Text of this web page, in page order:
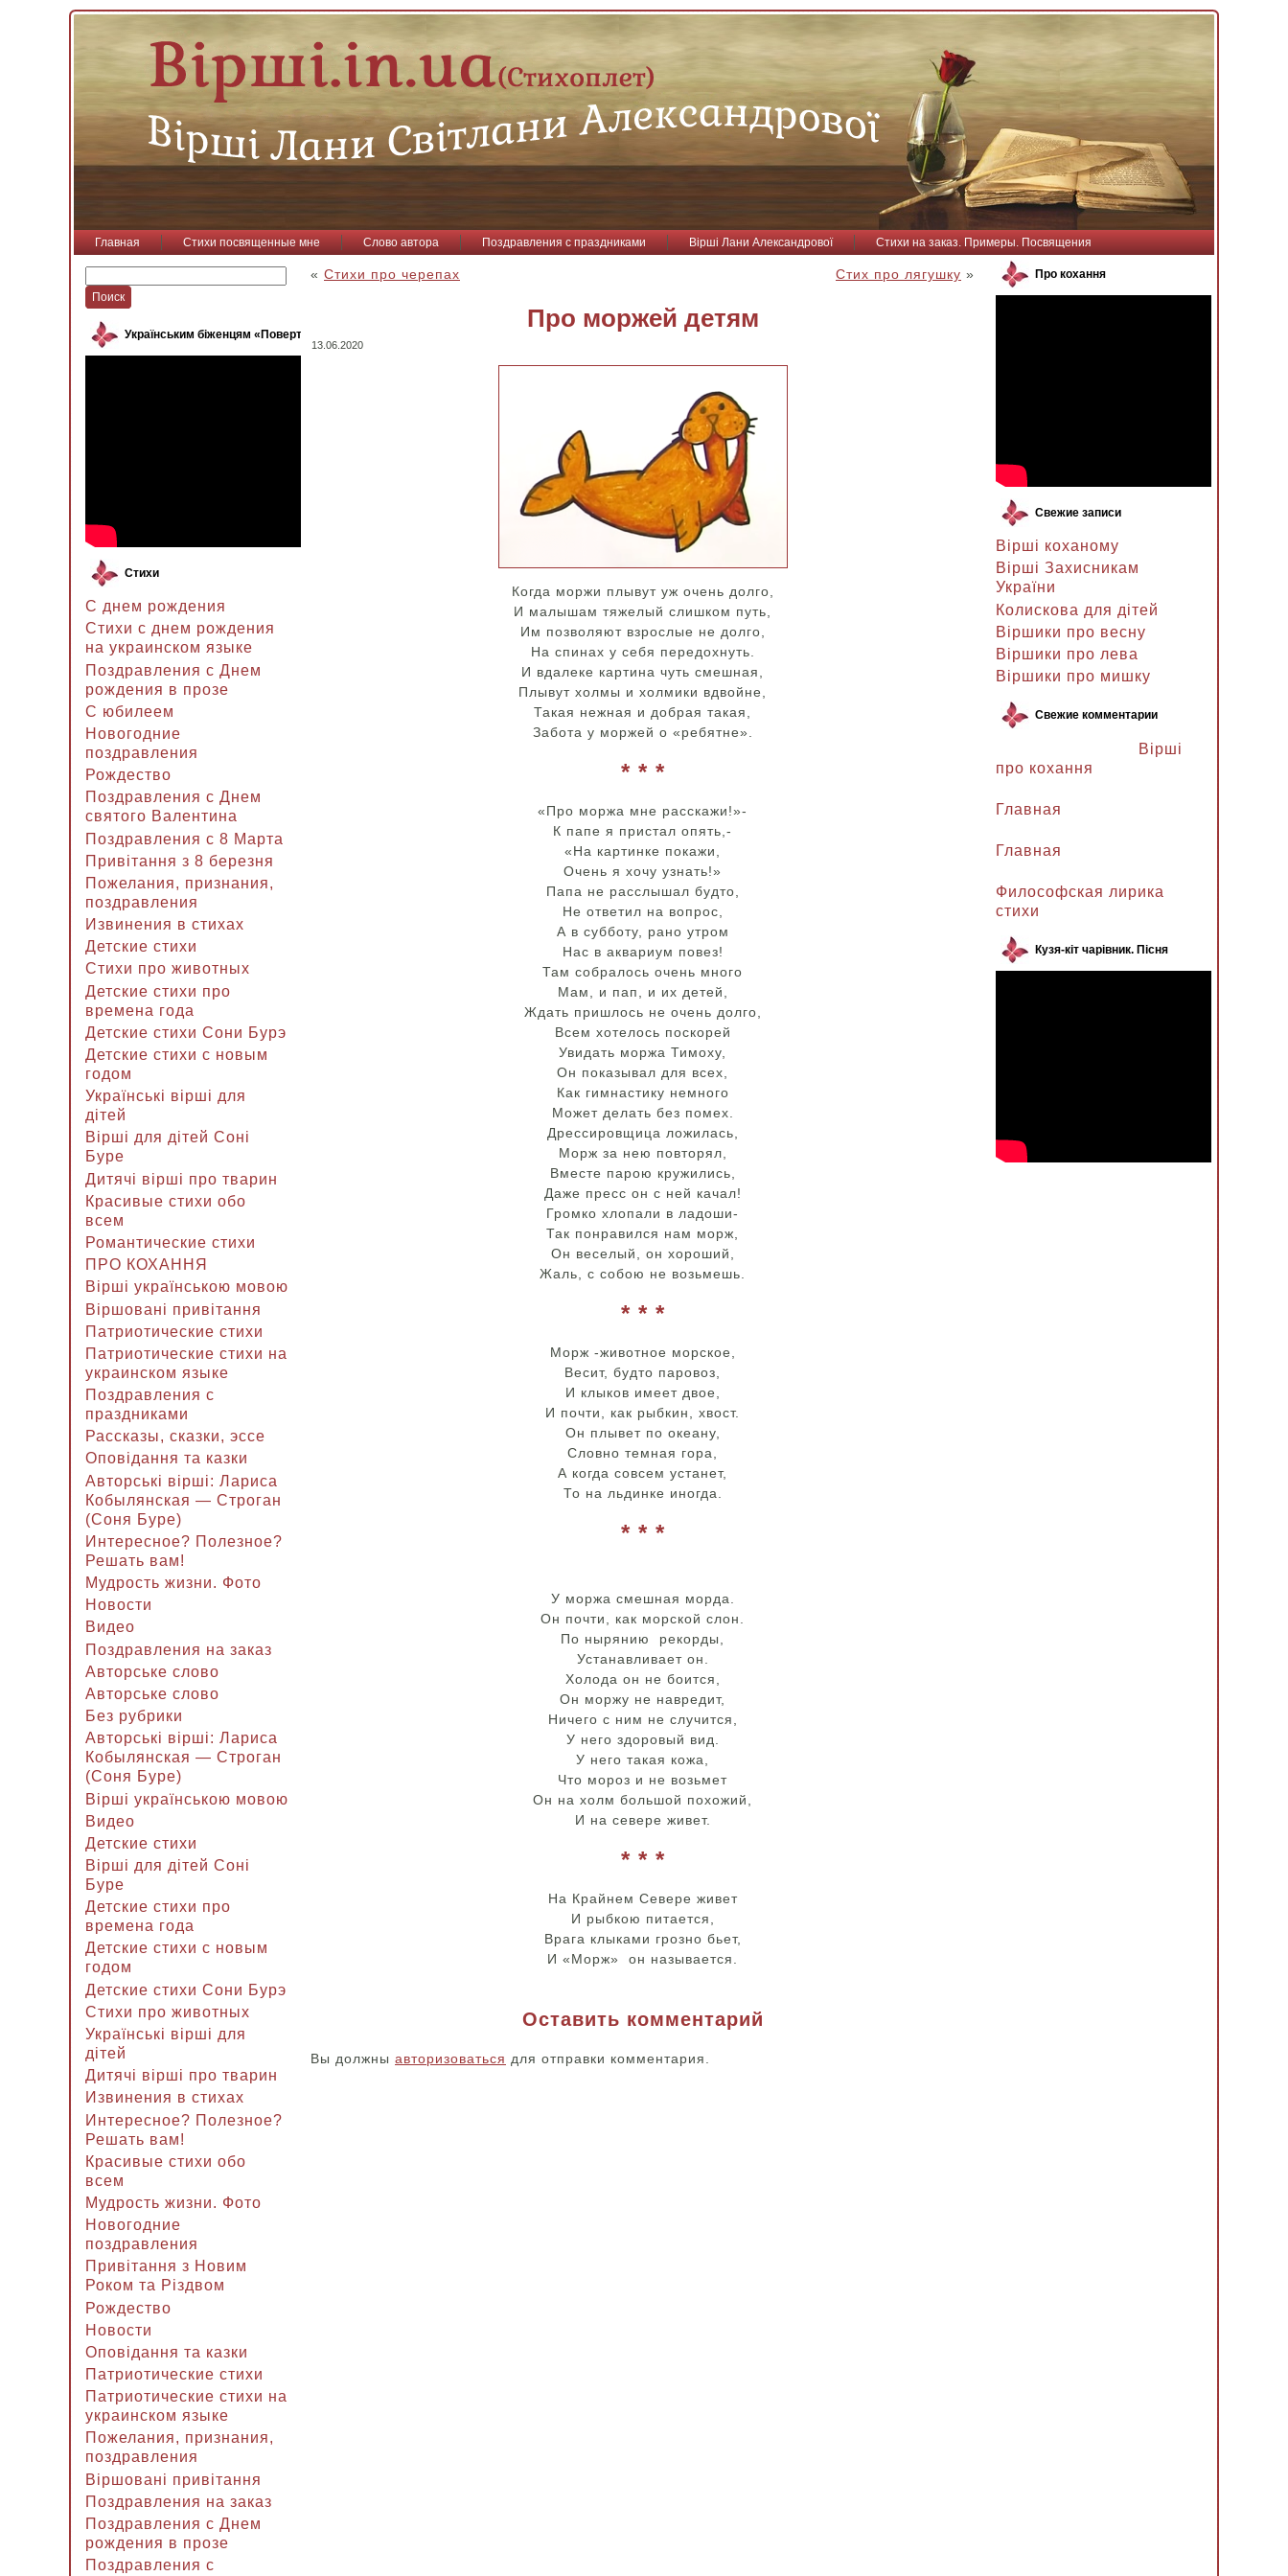
Главная Стихи посвященные мне Слово автора Поздравления с праздниками Вірші Лани Александрової Стихи на заказ. Примеры. Посвящения
Українським біженцям «Повертайся, пташко»
Стихи
С днем рождения
Стихи с днем рождения
на украинском языке
Поздравления с Днем
рождения в прозе
C юбилеем
Новогодние
поздравления
Рождество
Поздравления с Днем
святого Валентина
Поздравления с 8 Марта
Привітання з 8 березня
Пожелания, признания,
поздравления
Извинения в стихах
Детские стихи
Стихи про животных
Детские стихи про
времена года
Детские стихи Сони Бурэ
Детские стихи с новым
годом
Українські вірші для
дітей
Вірші для дітей Соні
Буре
Дитячі вірші про тварин
Красивые стихи обо
всем
Романтические стихи
ПРО КОХАННЯ
Вірші українською мовою
Віршовані привітання
Патриотические стихи
Патриотические стихи на
украинском языке
Поздравления с
праздниками
Рассказы, сказки, эссе
Оповідання та казки
Авторські вірші: Лариса
Кобылянская — Строган
(Соня Буре)
Интересное? Полезное?
Решать вам!
Мудрость жизни. Фото
Новости
Видео
Поздравления на заказ
Авторське слово
Авторське слово
Без рубрики
Авторські вірші: Лариса
Кобылянская — Строган
(Соня Буре)
Вірші українською мовою
Видео
Детские стихи
Вірші для дітей Соні
Буре
Детские стихи про
времена года
Детские стихи с новым
годом
Детские стихи Сони Бурэ
Стихи про животных
Українські вірші для
дітей
Дитячі вірші про тварин
Извинения в стихах
Интересное? Полезное?
Решать вам!
Красивые стихи обо
всем
Мудрость жизни. Фото
Новогодние
поздравления
Привітання з Новим
Роком та Різдвом
Рождество
Новости
Оповідання та казки
Патриотические стихи
Патриотические стихи на
украинском языке
Пожелания, признания,
поздравления
Віршовані привітання
Поздравления на заказ
Поздравления с Днем
рождения в прозе
Поздравления с
« Стихи про черепах Стих про лягушку »
Про моржей детям
13.06.2020
Когда моржи плывут уж очень долго,
И малышам тяжелый слишком путь,
Им позволяют взрослые не долго,
На спинах у себя передохнуть.
И вдалеке картина чуть смешная,
Плывут холмы и холмики вдвойне,
Такая нежная и добрая такая,
Забота у моржей о «ребятне».
* * *
«Про моржа мне расскажи!»-
К папе я пристал опять,-
«На картинке покажи,
Очень я хочу узнать!»
Папа не расслышал будто,
Не ответил на вопрос,
А в субботу, рано утром
Нас в аквариум повез!
Там собралось очень много
Мам, и пап, и их детей,
Ждать пришлось не очень долго,
Всем хотелось поскорей
Увидать моржа Тимоху,
Он показывал для всех,
Как гимнастику немного
Может делать без помех.
Дрессировщица ложилась,
Морж за нею повторял,
Вместе парою кружились,
Даже пресс он с ней качал!
Громко хлопали в ладоши-
Так понравился нам морж,
Он веселый, он хороший,
Жаль, с собою не возьмешь.
* * *
Морж -животное морское,
Весит, будто паровоз,
И клыков имеет двое,
И почти, как рыбкин, хвост.
Он плывет по океану,
Словно темная гора,
А когда совсем устанет,
То на льдинке иногда.
* * *
У моржа смешная морда.
Он почти, как морской слон.
По нырянию рекорды,
Устанавливает он.
Холода он не боится,
Он моржу не навредит,
Ничего с ним не случится,
У него здоровый вид.
У него такая кожа,
Что мороз и не возьмет
Он на холм большой похожий,
И на севере живет.
* * *
На Крайнем Севере живет
И рыбкою питается,
Врага клыками грозно бьет,
И «Морж» он называется.
Оставить комментарий
Вы должны авторизоваться для отправки комментария.
Про кохання
Свежие записи
Вірші коханому
Вірші Захисникам
України
Колискова для дітей
Віршики про весну
Віршики про лева
Віршики про мишку
Свежие комментарии
Вірші
про кохання
Главная
Главная
Философская лирика
стихи
Кузя-кіт чарівник. Пісня